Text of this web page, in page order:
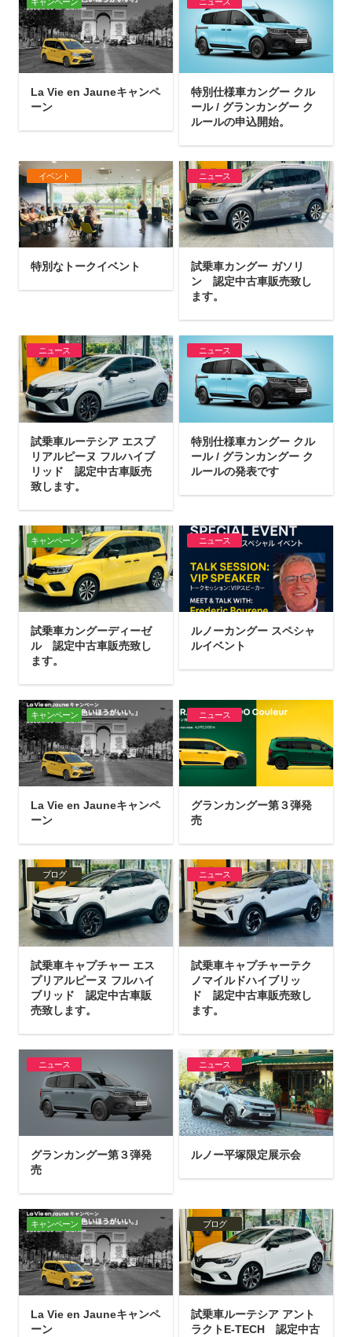
La Vie en Jauneキャンペ
ーン
特別仕様車カングー クル
ール / グランカングー ク
ルールの申込開始。
イベント
特別なトークイベント
ニュース
試乗車カングー ガソリ
ン 認定中古車販売致し
ます。
ニュース
試乗車ルーテシア エスプ
リアルピーヌ フルハイブ
リッド 認定中古車販売
致します。
ニュース
特別仕様車カングー クル
ール / グランカングー ク
ルールの発表です
キャンペーン
試乗車カングーディーゼ
ル 認定中古車販売致し
ます。
ニュース
ルノーカングー スペシャ
ルイベント
キャンペーン
La Vie en Jauneキャンペ
ーン
ニュース
グランカングー第３弾発
売
ブログ
試乗車キャプチャー エス
プリアルピーヌ フルハイ
ブリッド 認定中古車販
売致します。
ニュース
試乗車キャプチャーテク
ノマイルドハイブリッ
ド 認定中古車販売致し
ます。
ニュース
グランカングー第３弾発
売
ニュース
ルノー平塚限定展示会
キャンペーン
La Vie en Jauneキャンペ
ーン
ブログ
試乗車ルーテシア アント
ラクトE-TECH 認定中古